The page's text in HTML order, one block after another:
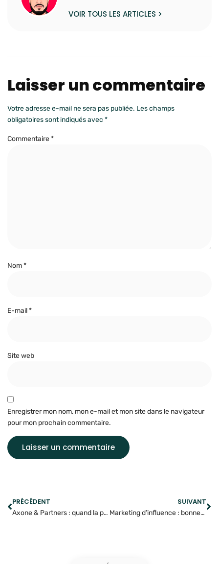
VOIR TOUS LES ARTICLES >
Laisser un commentaire
Votre adresse e-mail ne sera pas publiée. Les champs
obligatoires sont indiqués avec *
Commentaire*
Nom*
E-mail*
Site web
Enregistrer mon nom, mon e-mail et mon site dans le navigateur
pour mon prochain commentaire.
PRÉCÉDENT
Axone & Partners : quand la psychologie du consommateur inspire le branding
SUIVANT
Marketing d’influence : bonnes pratiques et erreurs à éviter